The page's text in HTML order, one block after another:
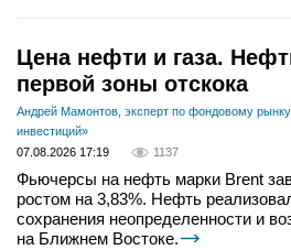
Цена нефти и газа.
первой зоны отскока
Андрей Мамонтов, эксперт по фондовому
инвестиций»
07.08.2026 17:19
1137
Фьючерсы на нефть марки Brent
ростом на 3,83%. Нефть
сохранения неопределенности и
на Ближнем Востоке.